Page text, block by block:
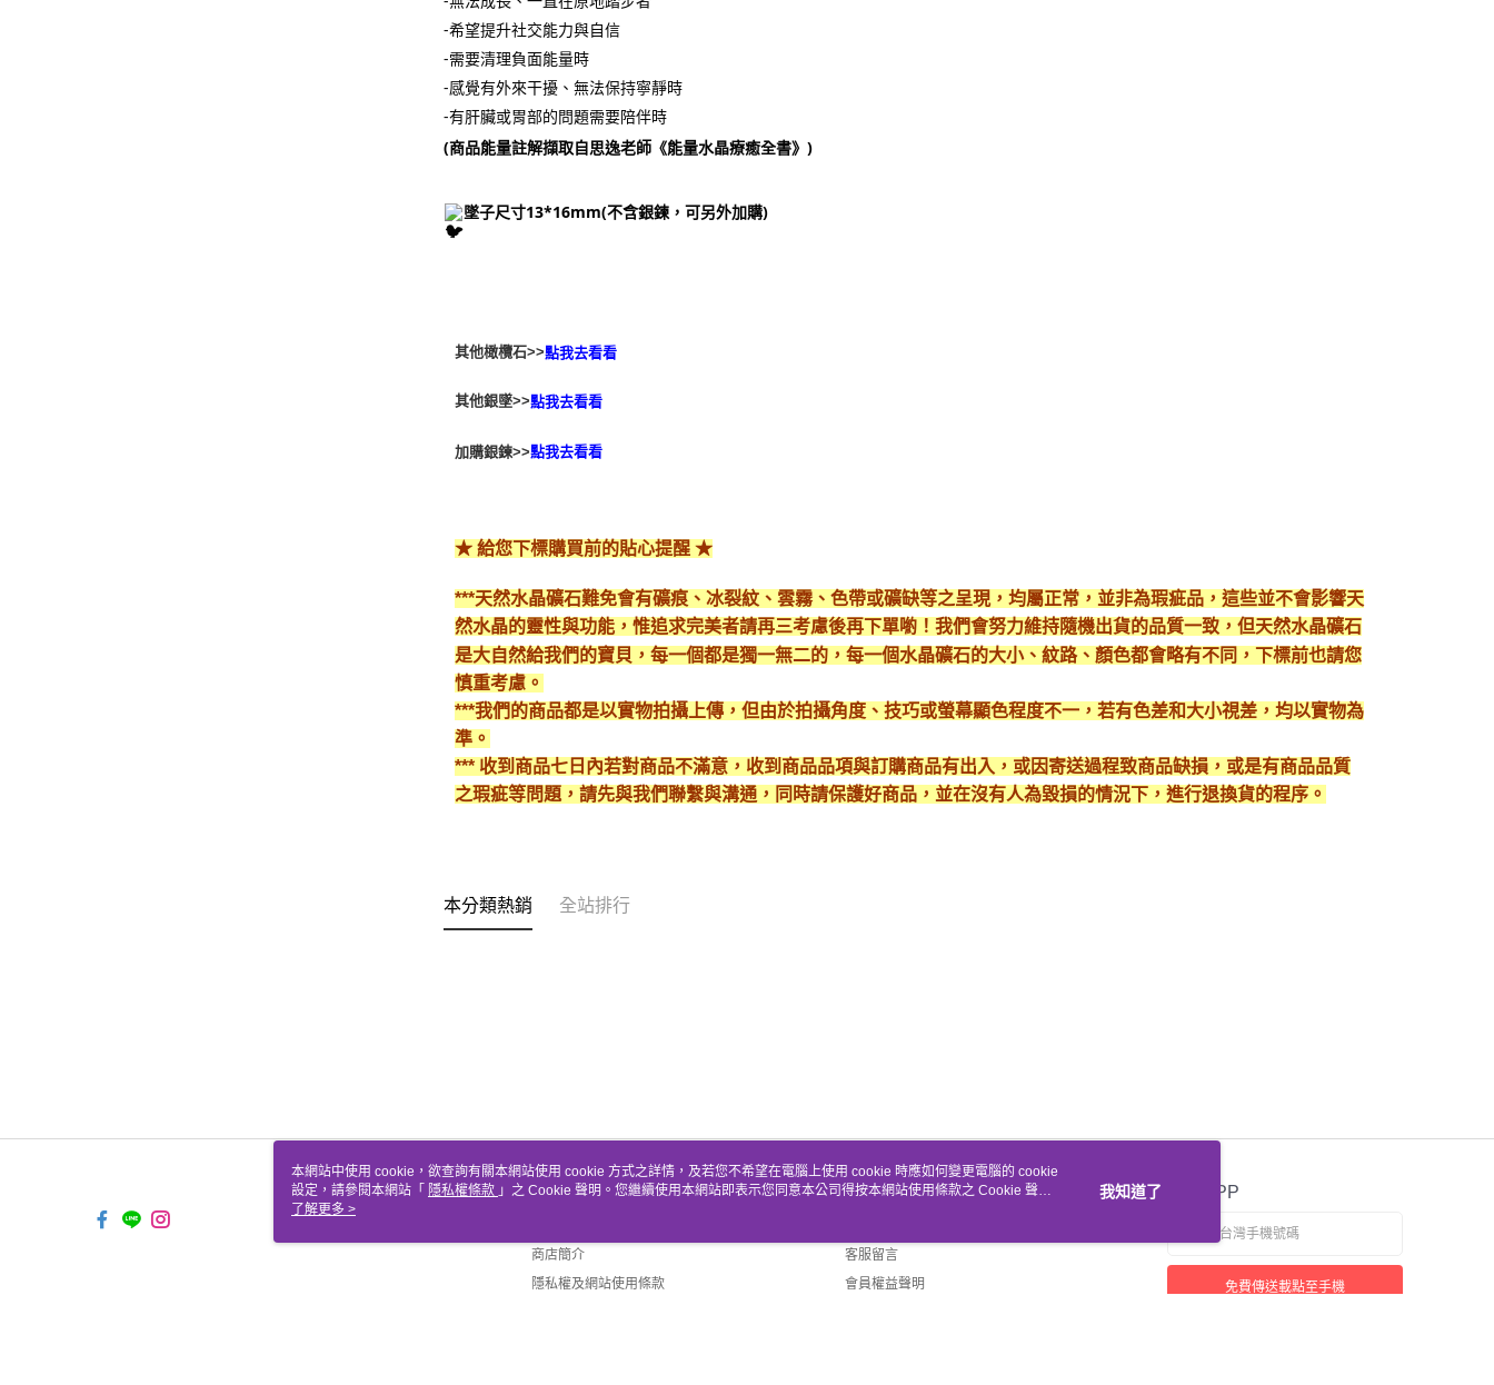
-希望提升社交能力與自信
-需要清理負面能量時
-感覺有外來干擾、無法保持寧靜時
-有肝臟或胃部的問題需要陪伴時
(商品能量註解擷取自思逸老師《能量水晶療癒全書》)
墜子尺寸13*16mm(不含銀鍊，可另外加購)
其他橄欖石>>點我去看看
其他銀墜>>點我去看看
加購銀鍊>>點我去看看
★ 給您下標購買前的貼心提醒 ★
***天然水晶礦石難免會有礦痕、冰裂紋、雲霧、色帶或礦缺等之呈現，均屬正常，並非為瑕疵品，這些並不會影響天
然水晶的靈性與功能，惟追求完美者請再三考慮後再下單喲！我們會努力維持隨機出貨的品質一致，但天然水晶礦石
是大自然給我們的寶貝，每一個都是獨一無二的，每一個水晶礦石的大小、紋路、顏色都會略有不同，下標前也請您
慎重考慮。
***我們的商品都是以實物拍攝上傳，但由於拍攝角度、技巧或螢幕顯色程度不一，若有色差和大小視差，均以實物為
準。
*** 收到商品七日內若對商品不滿意，收到商品品項與訂購商品有出入，或因寄送過程致商品缺損，或是有商品品質
之瑕疵等問題，請先與我們聯繫與溝通，同時請保護好商品，並在沒有人為毀損的情況下，進行退換貨的程序。
本分類熱銷 全站排行
關於我們
商店簡介
隱私權及網站使用條款
客服資訊
客服留言
會員權益聲明
官方APP
免費傳送載點至手機
本網站中使用 cookie，欲查詢有關本網站使用 cookie 方式之詳情，及若您不希望在電腦上使用 cookie 時應如何變更電腦的 cookie
設定，請參閱本網站「 隱私權條款 」之 Cookie 聲明。您繼續使用本網站即表示您同意本公司得按本網站使用條款之 Cookie 聲明
使用 cookie。
了解更多 >
我知道了